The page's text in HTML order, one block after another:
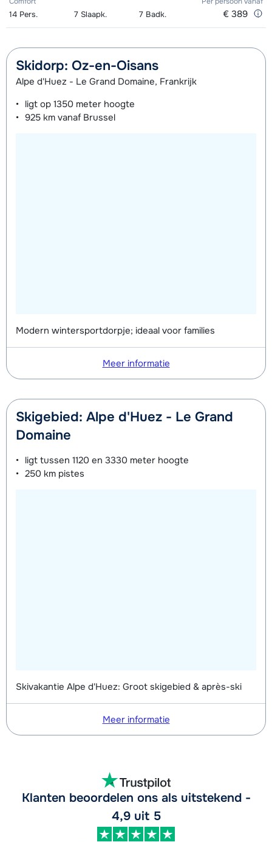
Mini Kid Schoenen (8 dagen)
afhankelijk
van week
14 Pers. 7 Slaapk. 7 Badk. € 389
Skidorp: Oz-en-Oisans
Alpe d'Huez - Le Grand Domaine, Frankrijk
ligt op 1350 meter hoogte
925 km vanaf Brussel
Modern wintersportdorpje; ideaal voor families
Meer informatie
Skigebied: Alpe d'Huez - Le Grand
Domaine
ligt tussen 1120 en 3330 meter hoogte
250 km pistes
Skivakantie Alpe d'Huez: Groot skigebied & après-ski
Meer informatie
Klanten beoordelen ons als uitstekend -
4,9 uit 5